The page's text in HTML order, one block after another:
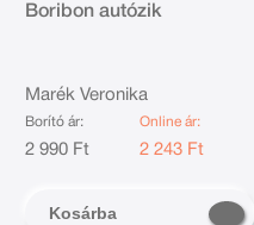
Boribon autózik
Marék Veronika
Borító ár:
2 990 Ft
Online ár:
2 243 Ft
Kosárba